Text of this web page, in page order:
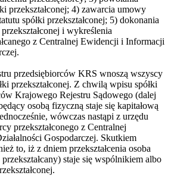
przekształconej; 4) zawarcia umowy
spółki przekształconej; 5) dokonania
i wykreślenia
z Centralnej Ewidencji i Informacji
przedsiębiorców KRS wnoszą wszyscy
przekształconej. Z chwilą wpisu spółki
Krajowego Rejestru Sądowego (dalej
osobą fizyczną staje się kapitałową
wówczas nastąpi z urzędu
przekształconego z Centralnej
Gospodarczej. Skutkiem
to, iż z dniem przekształcenia osoba
staje się wspólnikiem albo